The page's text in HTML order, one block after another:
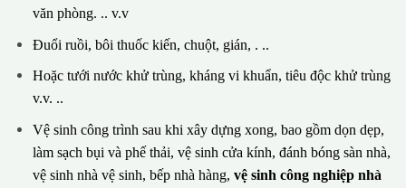
văn phòng. .. v.v
Đuổi ruồi, bôi thuốc kiến, chuột, gián, . ..
Hoặc tưới nước khử trùng, kháng vi khuẩn, tiêu độc khử trùng
v.v. ..
Vệ sinh công trình sau khi xây dựng xong, bao gồm dọn dẹp,
làm sạch bụi và phế thải, vệ sinh cửa kính, đánh bóng sàn nhà,
vệ sinh nhà vệ sinh, bếp nhà hàng, vệ sinh công nghiệp nhà